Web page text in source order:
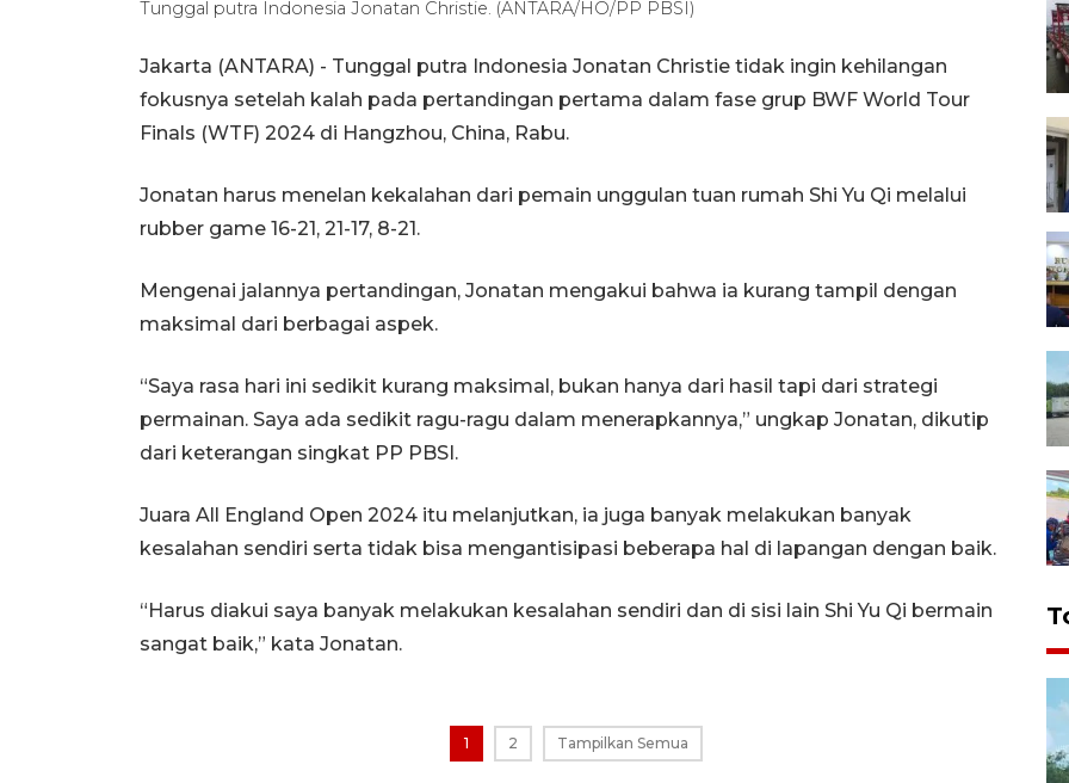
Tunggal putra Indonesia Jonatan Christie. (ANTARA/HO/PP PBSI)
Jakarta (ANTARA) - Tunggal putra Indonesia Jonatan Christie tidak ingin kehilangan
fokusnya setelah kalah pada pertandingan pertama dalam fase grup BWF World Tour
Finals (WTF) 2024 di Hangzhou, China, Rabu.
Jonatan harus menelan kekalahan dari pemain unggulan tuan rumah Shi Yu Qi melalui
rubber game 16-21, 21-17, 8-21.
Mengenai jalannya pertandingan, Jonatan mengakui bahwa ia kurang tampil dengan
maksimal dari berbagai aspek.
“Saya rasa hari ini sedikit kurang maksimal, bukan hanya dari hasil tapi dari strategi
permainan. Saya ada sedikit ragu-ragu dalam menerapkannya,” ungkap Jonatan, dikutip
dari keterangan singkat PP PBSI.
Juara All England Open 2024 itu melanjutkan, ia juga banyak melakukan banyak
kesalahan sendiri serta tidak bisa mengantisipasi beberapa hal di lapangan dengan baik.
“Harus diakui saya banyak melakukan kesalahan sendiri dan di sisi lain Shi Yu Qi bermain
sangat baik,” kata Jonatan.
1 2 Tampilkan Semua